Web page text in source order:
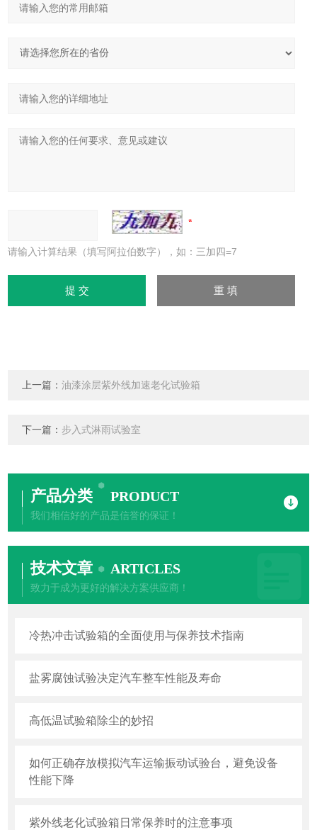
请输入计算结果（填写阿拉伯数字），如：三加四=7
上一篇：油漆涂层紫外线加速老化试验箱
下一篇： 步入式淋雨试验室
产品分类 PRODUCT
我们相信好的产品是信誉的保证！
技术文章 ARTICLES
致力于成为更好的解决方案供应商！
冷热冲击试验箱的全面使用与保养技术指南
盐雾腐蚀试验决定汽车整车性能及寿命
高低温试验箱除尘的妙招
如何正确存放模拟汽车运输振动试验台，避免设备
性能下降
紫外线老化试验箱日常保养时的注意事项